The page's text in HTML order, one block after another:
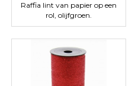
Raffia lint van papier op een
rol, olijfgroen.